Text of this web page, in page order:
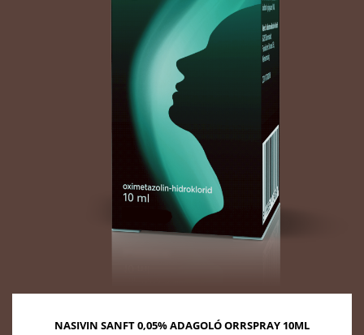
NASIVIN SANFT 0,05% ADAGOLÓ ORRSPRAY 10ML